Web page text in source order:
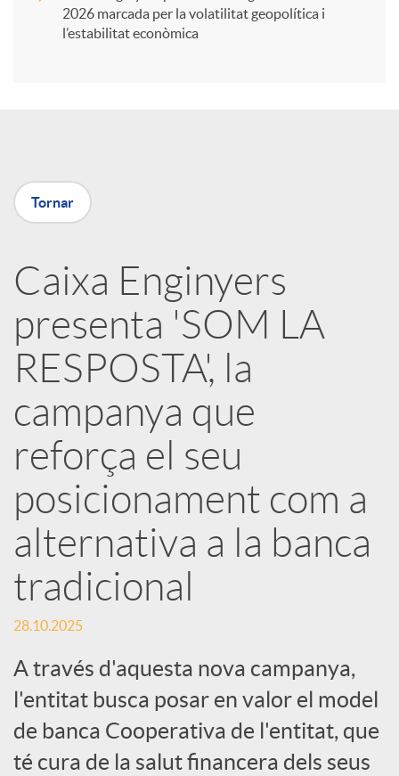
X
r
x
e
s
S
o
c
i
a
2026 marcada per la volatilitat geopolítica i
l’estabilitat econòmica
Tornar
Caixa Enginyers
presenta 'SOM LA
RESPOSTA', la
campanya que
reforça el seu
posicionament com a
alternativa a la banca
tradicional
28.10.2025
A través d'aquesta nova campanya,
l'entitat busca posar en valor el model
de banca Cooperativa de l'entitat, que
té cura de la salut financera dels seus